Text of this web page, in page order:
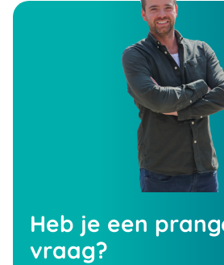
Heb je een
vraag?